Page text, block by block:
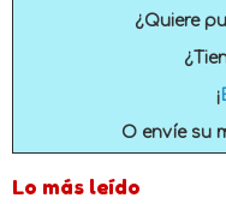
¿Quiere
¡
O envíe su
Lo más leído